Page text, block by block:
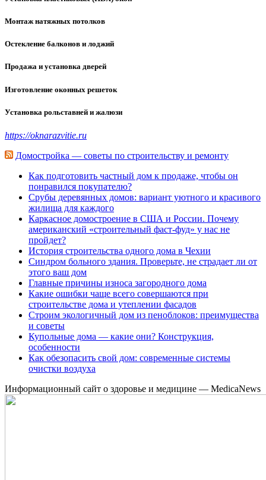
Монтаж натяжных потолков
Остекление балконов и лоджий
Продажа и установка дверей
Изготовление оконных решеток
Установка рольставней и жалюзи
https://oknarazvitie.ru
Домостройка — советы по строительству и ремонту
Как подготовить частный дом к продаже, чтобы он
понравился покупателю?
Срубы деревянных домов: вариант уютного и красивого
жилища для каждого
Каркасное домостроение в США и России. Почему
американский «строительный фаст-фуд» у нас не
пройдет?
История строительства одного дома в Чехии
Синдром больного здания. Проверьте, не страдает ли от
этого ваш дом
Главные причины износа загородного дома
Какие ошибки чаще всего совершаются при
строительстве дома и утеплении фасадов
Строим экологичный дом из пеноблоков: преимущества
и советы
Купольные дома — какие они? Конструкция,
особенности
Как обезопасить свой дом: современные системы
очистки воздуха
Информационный сайт о здоровье и медицине — MedicaNews